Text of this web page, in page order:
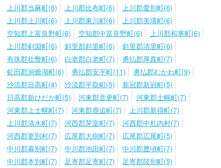
上川郡当麻町(6)
上川郡比布町(6)
上川郡愛別町(6)
上川郡上川町(6)
上川郡東川町(6)
上川郡美瑛町(6)
空知郡上富良野町(6)
空知郡中富良野町(6)
上川郡和寒町(6)
上川郡剣淵町(6)
斜里郡斜里町(6)
斜里郡清里町(6)
有珠郡壮瞥町(6)
白老郡白老町(7)
勇払郡厚真町(7)
虻田郡洞爺湖町(6)
勇払郡安平町(11)
勇払郡むかわ町(9)
沙流郡日高町(4)
沙流郡平取町(5)
新冠郡新冠町(5)
日高郡新ひだか町(5)
河東郡音更町(7)
河東郡士幌町(7)
河東郡上士幌町(7)
河東郡鹿追町(7)
上川郡新得町(7)
上川郡清水町(7)
河西郡芽室町(7)
河西郡中札内村(7)
河西郡更別村(7)
広尾郡大樹町(7)
広尾郡広尾町(5)
中川郡幕別町(7)
中川郡池田町(7)
中川郡豊頃町(7)
中川郡本別町(7)
足寄郡足寄町(7)
足寄郡陸別町(5)